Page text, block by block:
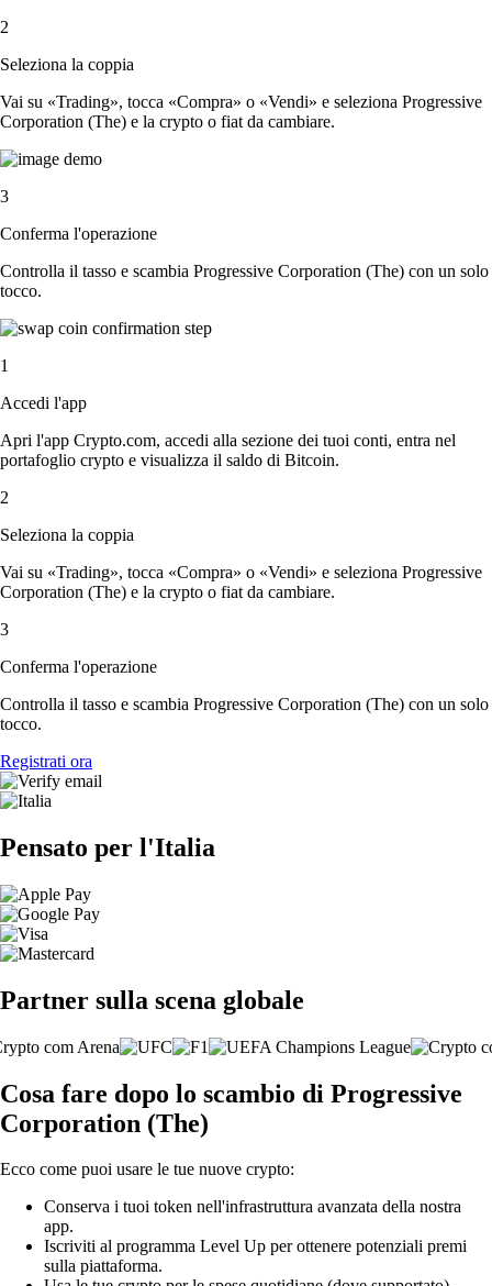
2
Seleziona la coppia
Vai su «Trading», tocca «Compra» o «Vendi» e seleziona Progressive
Corporation (The) e la crypto o fiat da cambiare.
3
Conferma l'operazione
Controlla il tasso e scambia Progressive Corporation (The) con un solo
tocco.
1
Accedi l'app
Apri l'app Crypto.com, accedi alla sezione dei tuoi conti, entra nel
portafoglio crypto e visualizza il saldo di Bitcoin.
2
Seleziona la coppia
Vai su «Trading», tocca «Compra» o «Vendi» e seleziona Progressive
Corporation (The) e la crypto o fiat da cambiare.
3
Conferma l'operazione
Controlla il tasso e scambia Progressive Corporation (The) con un solo
tocco.
Registrati ora
Pensato per l'Italia
Partner sulla scena globale
Cosa fare dopo lo scambio di Progressive
Corporation (The)
Ecco come puoi usare le tue nuove crypto:
Conserva i tuoi token nell'infrastruttura avanzata della nostra
app.
Iscriviti al programma Level Up per ottenere potenziali premi
sulla piattaforma.